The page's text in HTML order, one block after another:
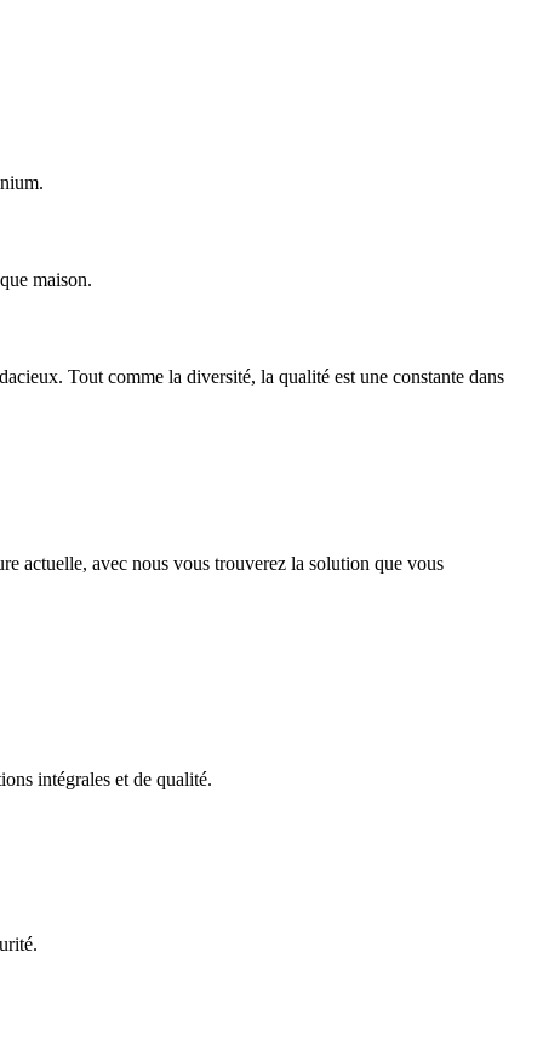
maison.
Tout comme la diversité, la qualité est une constante dans
actuelle, avec nous vous trouverez la solution que vous
intégrales et de qualité.